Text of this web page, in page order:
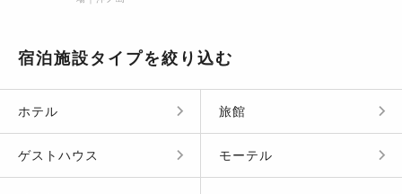
宿泊施設タイプを絞り込む
ホテル 旅館
ゲストハウス モーテル